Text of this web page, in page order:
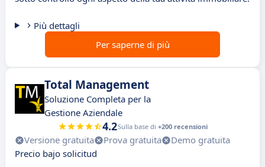
Più dettagli
Per saperne di più
Total Management
Soluzione Completa per la
Gestione Aziendale
4.2Sulla base di +200 recensioni
Versione gratuita Prova gratuita
Demo gratuita
Precio bajo solicitud